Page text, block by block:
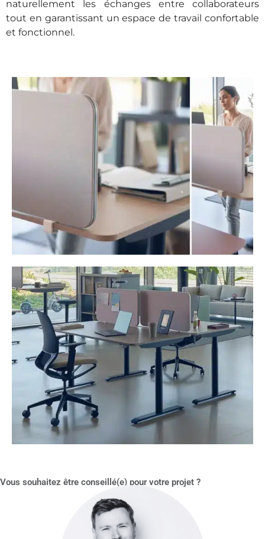
naturellement les échanges entre collaborateurs
tout en garantissant un espace de travail confortable
et fonctionnel.
Vous souhaitez être conseillé(e) pour votre projet ?